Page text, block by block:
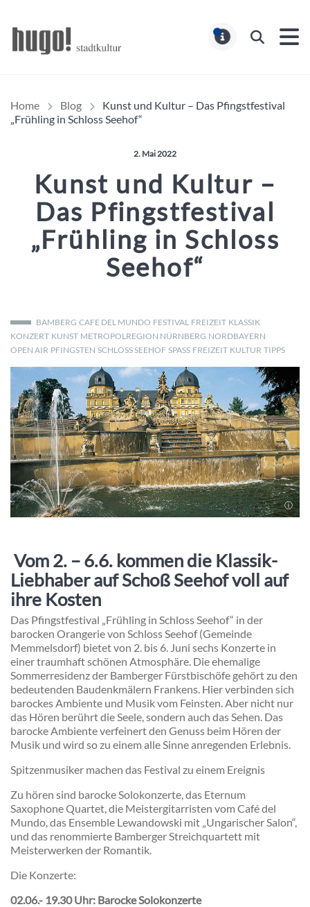
Suchen
Home Blog
Kunst und Kultur – Das Pfingstfestival
„Frühling in Schloss Seehof“
Veröffentlicht am:
2. Mai 2022
Kunst und Kultur –
Das Pfingstfestival
„Frühling in Schloss
Seehof“
BAMBERG CAFE DEL MUNDO FESTIVAL FREIZEIT KLASSIK
KONZERT KUNST METROPOLREGION NÜRNBERG NORDBAYERN
OPEN AIR PFINGSTEN SCHLOSS SEEHOF SPASS FREIZEIT KULTUR TIPPS
Vom 2. – 6.6. kommen die Klassik-
Liebhaber aufSchoß Seehof voll auf
ihre Kosten
Das Pfingstfestival „Frühling in Schloss Seehof“ in der
barocken Orangerie von Schloss Seehof (Gemeinde
Memmelsdorf) bietet von 2. bis 6. Juni sechs Konzerte in
einer traumhaft schönen Atmosphäre. Die ehemalige
Sommerresidenz der Bamberger Fürstbischöfe gehört zu den
bedeutenden Baudenkmälern Frankens. Hier verbinden sich
barockes Ambiente und Musik vom Feinsten. Aber nicht nur
das Hören berührt die Seele, sondern auch das Sehen. Das
barocke Ambiente verfeinert den Genuss beim Hören der
Musik und wird so zu einem alle Sinne anregenden Erlebnis.
Spitzenmusiker machen das Festival zu einem Ereignis
Zu hören sind barocke Solokonzerte, das Eternum
Saxophone Quartet, die Meistergitarristen vom Café del
Mundo, das Ensemble Lewandowski mit „Ungarischer Salon“,
und das renommierte Bamberger Streichquartett mit
Meisterwerken der Romantik.
Die Konzerte:
02.06.- 19.30 Uhr: Barocke Solokonzerte